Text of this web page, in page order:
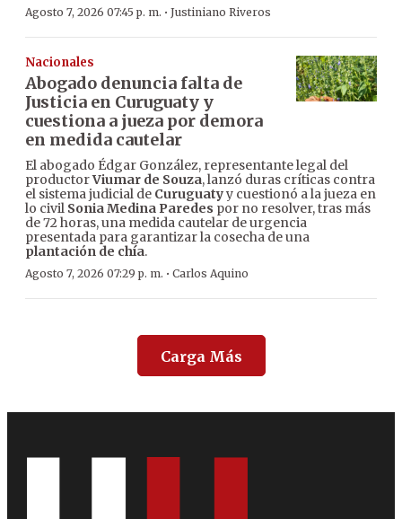
Agosto 7, 2026 07:45 p. m. · Justiniano Riveros
Nacionales
Abogado denuncia falta de
Justicia en Curuguaty y
cuestiona a jueza por demora
en medida cautelar
El abogado Édgar González, representante legal del
productorViumar de Souza, lanzó duras críticas contra
el sistema judicial de Curuguatyy cuestionó a la jueza en
lo civil Sonia Medina Paredes por no resolver, tras más
de 72 horas, una medida cautelar de urgencia
presentada para garantizar la cosecha de una
plantación de chía.
Agosto 7, 2026 07:29 p. m. · Carlos Aquino
Carga Más